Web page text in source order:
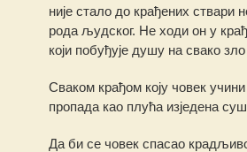
није стало до крађених
рода људског. Не ходи он у
који побуђује душу на свако
Сваком крађом коју човек
пропада као плућа изједена
Да би се човек спасао